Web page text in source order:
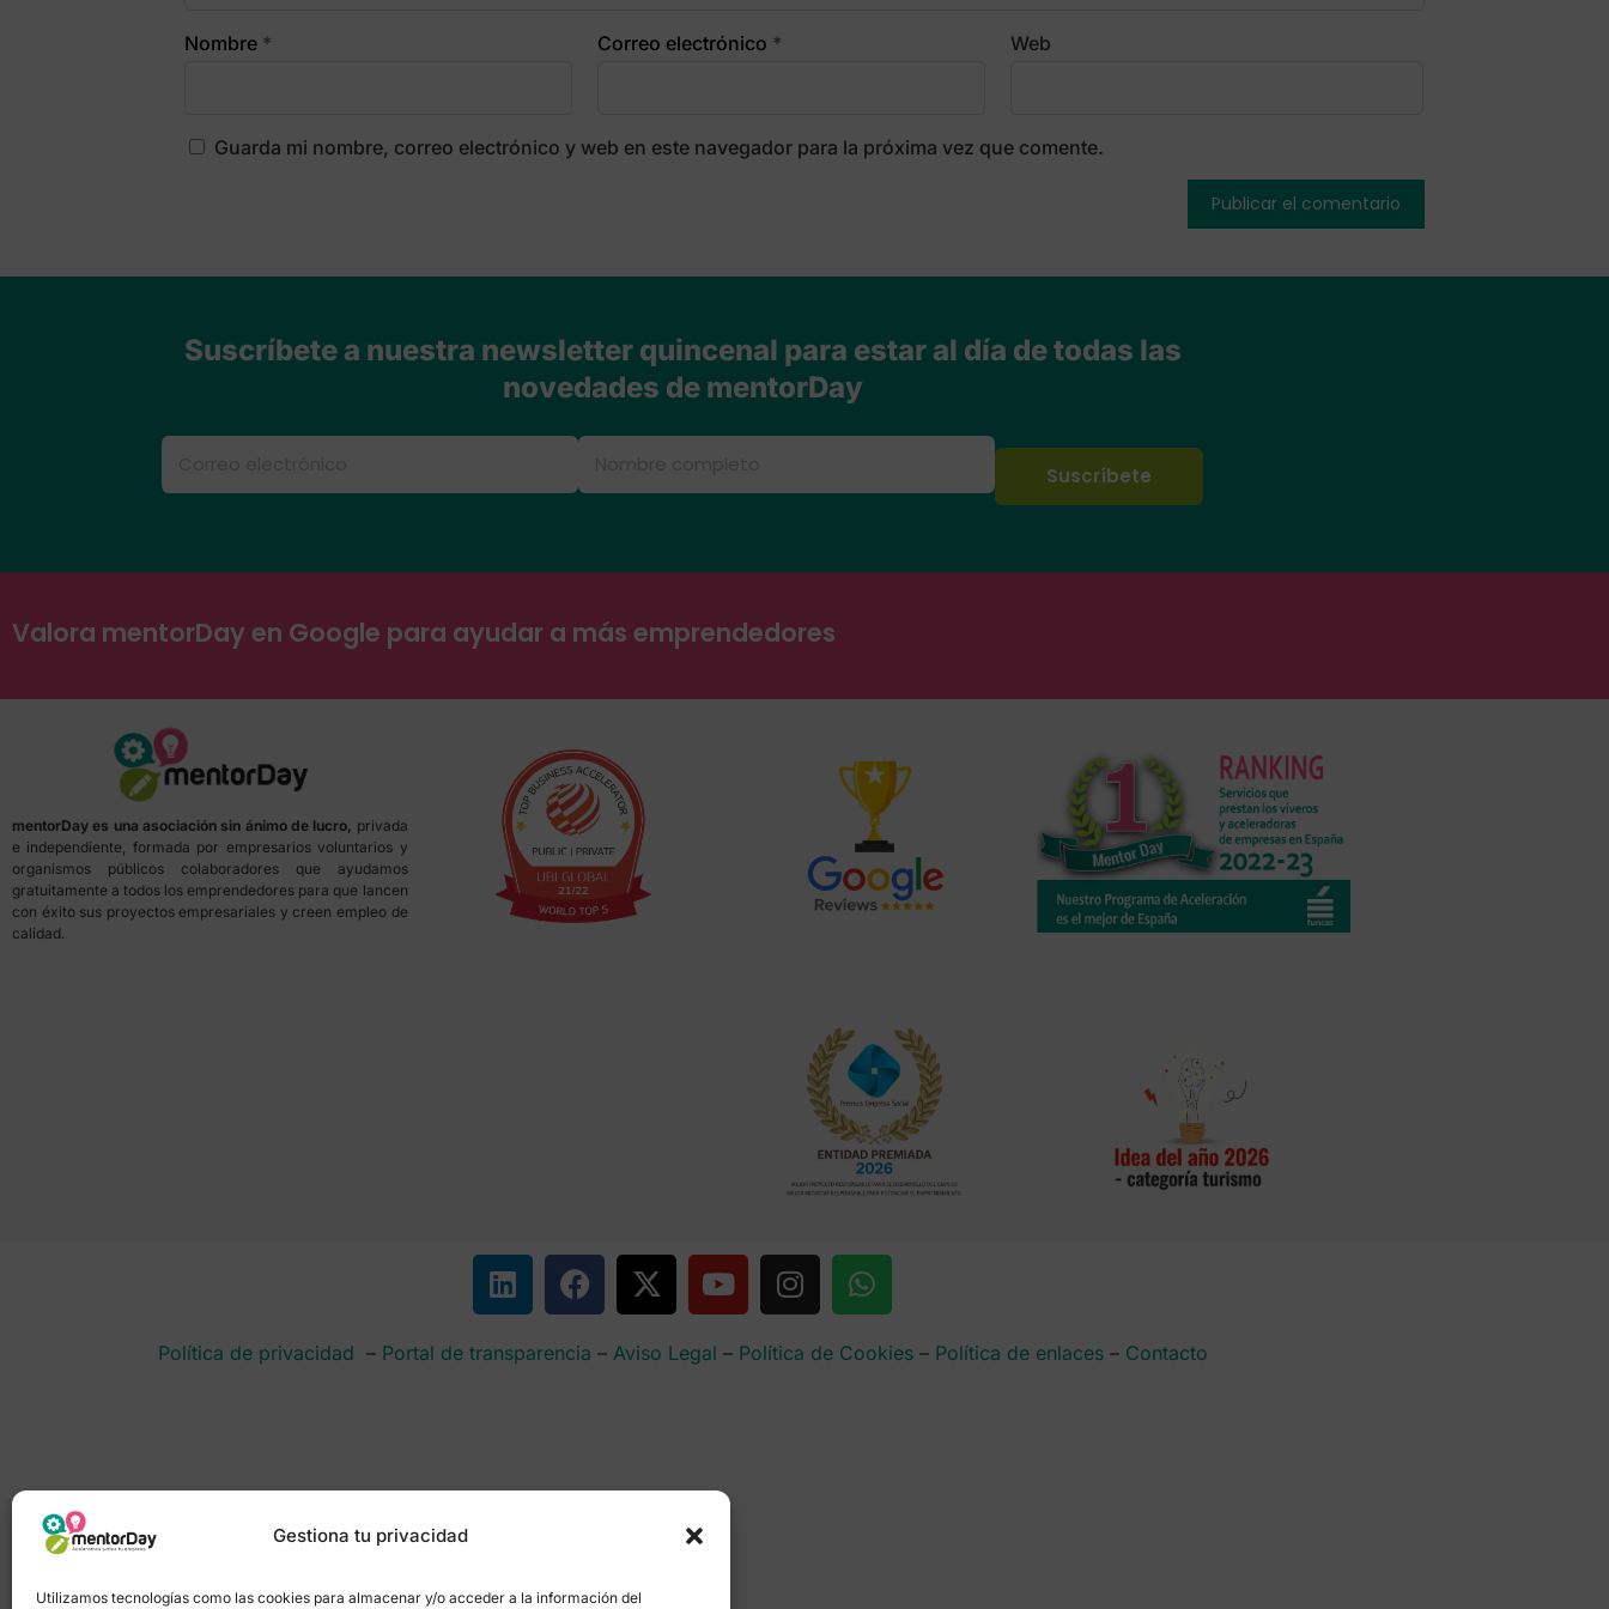
Gestiona tu privacidad
Utilizamos tecnologías como las cookies para almacenar y/o acceder a la información del
Nombre * Correo electrónico * Web
Guarda mi nombre, correo electrónico y web en este navegador para la próxima vez que comente.
Suscríbete a nuestra newsletter quincenal para estar al día de todas las
novedades de mentorDay
Valora mentorDay en Google para ayudar a más emprendedores
mentorDay es una asociación sin ánimo de lucro, privada
e independiente, formada por empresarios voluntarios y
organismos públicos colaboradores que ayudamos
gratuitamente a todos los emprendedores para que lancen
con éxito sus proyectos empresariales y creen empleo de
calidad.
Política de privacidad – Portal de transparencia – Aviso Legal – Política de Cookies– Política de enlaces– Contacto